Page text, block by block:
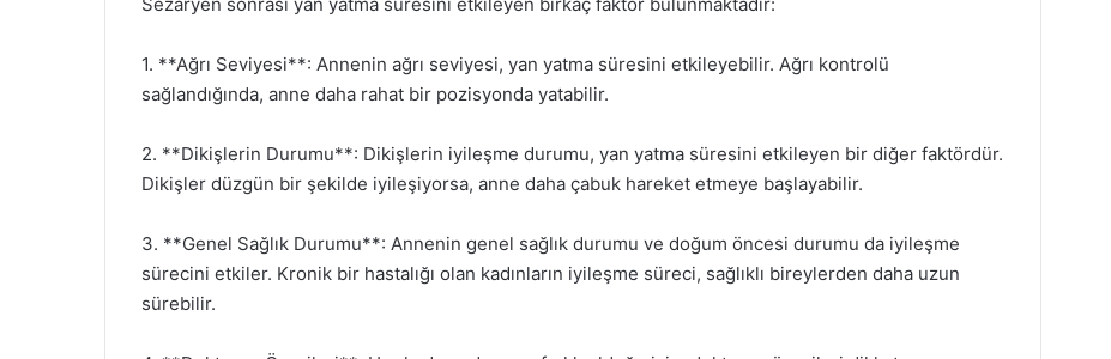
1. **Ağrı Seviyesi**: Annenin ağrı seviyesi, yan yatma süresini etkileyebilir. Ağrı kontrolü
sağlandığında, anne daha rahat bir pozisyonda yatabilir.
2. **Dikişlerin Durumu**: Dikişlerin iyileşme durumu, yan yatma süresini etkileyen bir diğer faktördür.
Dikişler düzgün bir şekilde iyileşiyorsa, anne daha çabuk hareket etmeye başlayabilir.
3. **Genel Sağlık Durumu**: Annenin genel sağlık durumu ve doğum öncesi durumu da iyileşme
sürecini etkiler. Kronik bir hastalığı olan kadınların iyileşme süreci, sağlıklı bireylerden daha uzun
sürebilir.